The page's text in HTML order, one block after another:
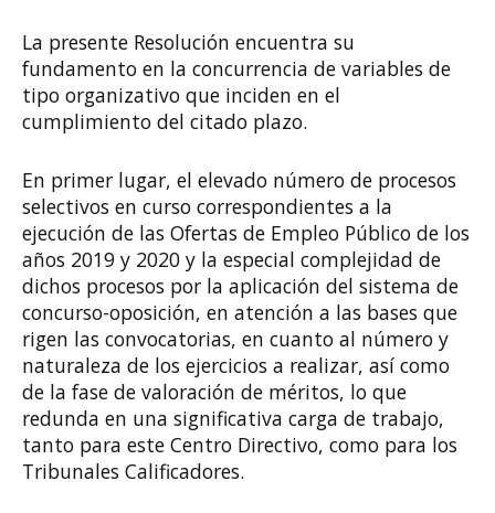
La presente Resolución encuentra su
fundamento en la concurrencia de variables de
tipo organizativo que inciden en el
cumplimiento del citado plazo.
En primer lugar, el elevado número de procesos
selectivos en curso correspondientes a la
ejecución de las Ofertas de Empleo Público de los
años 2019 y 2020 y la especial complejidad de
dichos procesos por la aplicación del sistema de
concurso-oposición, en atención a las bases que
rigen las convocatorias, en cuanto al número y
naturaleza de los ejercicios a realizar, así como
de la fase de valoración de méritos, lo que
redunda en una significativa carga de trabajo,
tanto para este Centro Directivo, como para los
Tribunales Calificadores.